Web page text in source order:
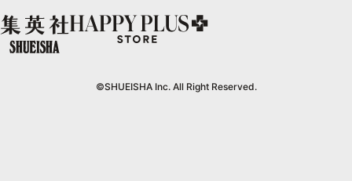
となりのヤングジャンプ
グランドジャンプ
リマコミ
マンガMeets
マンガMeets
Cookie
MEN'S NON-NO
UOMO
情報・知識＆オピニオン imidas
eclat premium
mirabella
©SHUEISHA Inc. All Right Reserved.